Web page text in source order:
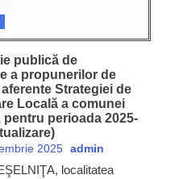
publică de
a propunerilor de
Strategiei de
Locală a comunei
pentru perioada 2025-
2025 admin
localitatea